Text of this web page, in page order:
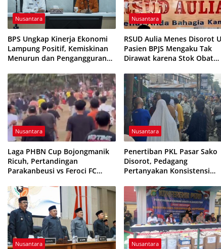
Nusantara
BPS Ungkap Kinerja Ekonomi
Lampung Positif, Kemiskinan
Menurun dan Pengangguran
Nusantara
RSUD Aulia Menes Disorot
Pasien BPJS Mengaku Tak
Dirawat karena Stok Obat
Nusantara
Laga PHBN Cup Bojongmanik
Ricuh, Pertandingan
Parakanbeusi vs Feroci FC
Nusantara
Penertiban PKL Pasar Sako
Disorot, Pedagang
Pertanyakan Konsistensi
Pungutan
Nusantara Nusantara